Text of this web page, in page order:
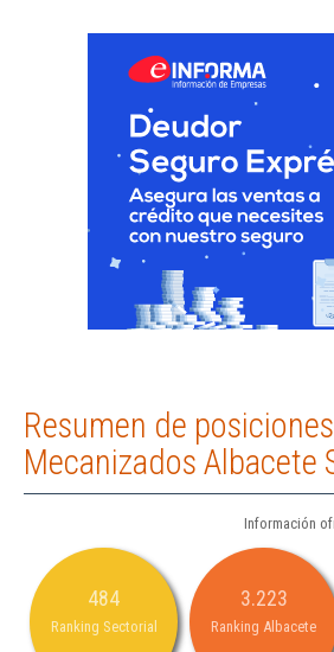
Resumen de
Mecanizados Albacete
Información
484
Ranking Sectorial
3.223
Ranking Albacete